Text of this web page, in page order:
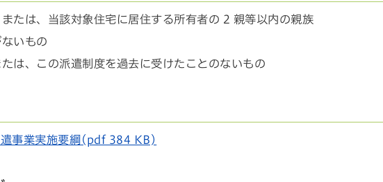
たは、当該対象住宅に居住する所有者の 2 親等以内の親族
いもの
は、この派遣制度を過去に受けたことのないもの
遣事業実施要綱(pdf 384 KB)